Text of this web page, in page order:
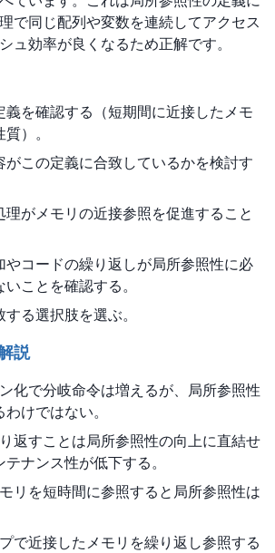
で同じ配列や変数を連続してアクセス
ュ効率が良くなるため正解です。
義を確認する（短期間に近接したメモ
）。
がこの定義に合致しているかを検討す
理がメモリの近接参照を促進すること
やコードの繰り返しが局所参照性に必
ことを確認する。
る選択肢を選ぶ。
説
化で分岐命令は増えるが、局所参照性
けではない。
返すことは局所参照性の向上に直結せ
ナンス性が低下する。
リを短時間に参照すると局所参照性は
で近接したメモリを繰り返し参照する